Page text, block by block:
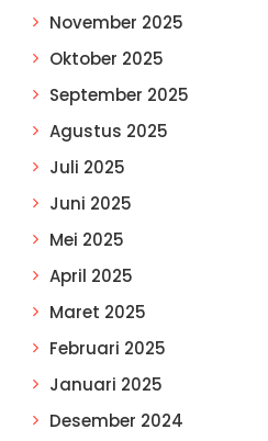
November 2025
Oktober 2025
September 2025
Agustus 2025
Juli 2025
Juni 2025
Mei 2025
April 2025
Maret 2025
Februari 2025
Januari 2025
Desember 2024